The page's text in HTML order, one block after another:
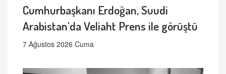
Cumhurbaşkanı Erdoğan, Suudi
Arabistan'da Veliaht Prens ile görüştü
7 Ağustos 2026 Cuma